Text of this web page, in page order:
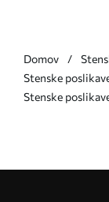
Domov
Stenske
Stenske